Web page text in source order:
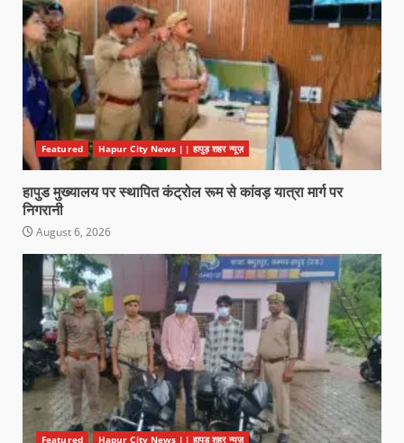
Featured Hapur City News || हापुड़ शहर न्यूज़
हापुड मुख्यालय पर स्थापित कंट्रोल रूम से कांवड़ यात्रा मार्ग पर
निगरानी
August 6, 2026
Featured Hapur City News || हापुड़ शहर न्यूज़